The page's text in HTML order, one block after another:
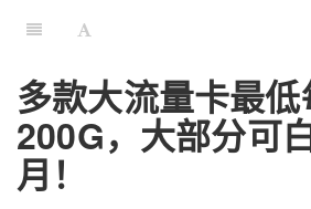
多款大流量卡最
200G，大部分可
月！